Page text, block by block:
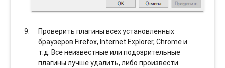
Проверить плагины всех установленных
браузеров Firefox, Internet Explorer, Chrome и
т.д. Все неизвестные или подозрительные
плагины лучше удалить, либо произвести